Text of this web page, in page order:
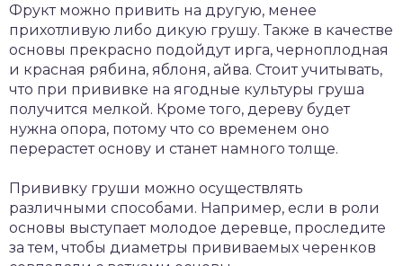
Фрукт можно привить на другую, менее
прихотливую либо дикую грушу. Также в качестве
основы прекрасно подойдут ирга, черноплодная
и красная рябина, яблоня, айва. Стоит учитывать,
что при прививке на ягодные культуры груша
получится мелкой. Кроме того, дереву будет
нужна опора, потому что со временем оно
перерастет основу и станет намного толще.
Прививку груши можно осуществлять
различными способами. Например, если в роли
основы выступает молодое деревце, проследите
за тем, чтобы диаметры прививаемых черенков